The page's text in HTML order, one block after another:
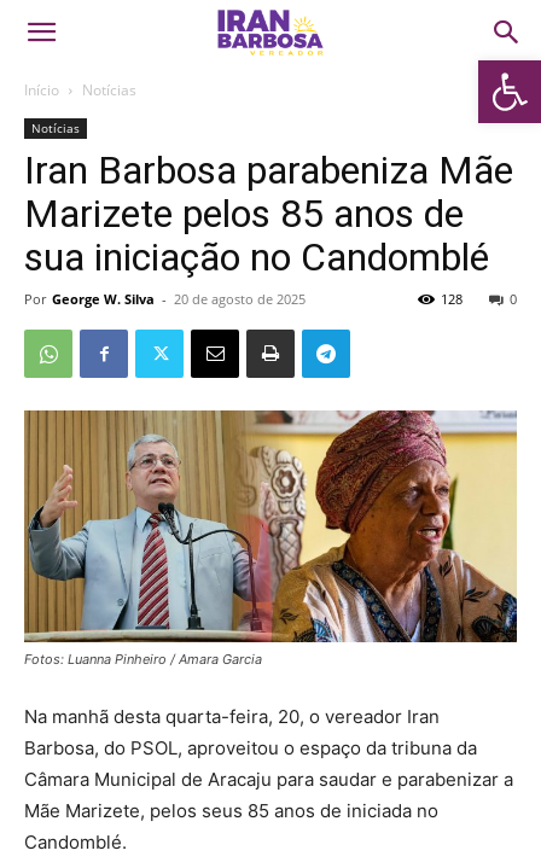
Abrir
Início Notícias
Notícias
Iran Barbosa parabeniza Mãe
Marizete pelos 85 anos de
sua iniciação no Candomblé
Por George W. Silva - 20 de agosto de 2025 0
128
Fotos: Luanna Pinheiro / Amara Garcia
Na manhã desta quarta-feira, 20, o vereador Iran
Barbosa, do PSOL, aproveitou o espaço da tribuna da
Câmara Municipal de Aracaju para saudar e parabenizar a
Mãe Marizete, pelos seus 85 anos de iniciada no
Candomblé.